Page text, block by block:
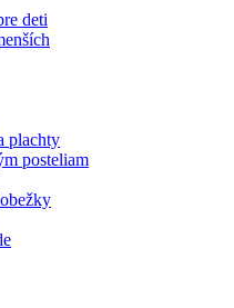
deti
plachty
posteliam